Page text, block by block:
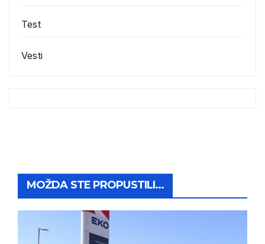
Test
Vesti
MOŽDA STE PROPUSTILI...